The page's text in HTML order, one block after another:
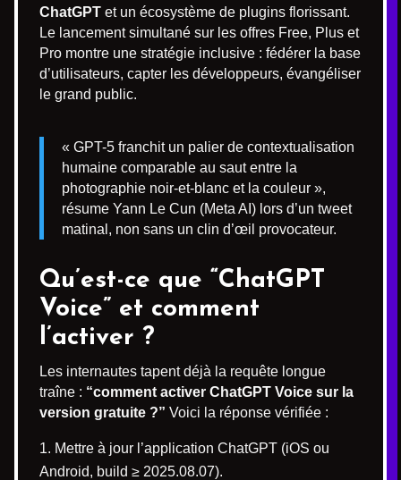
ChatGPT et un écosystème de plugins florissant.
Le lancement simultané sur les offres Free, Plus et
Pro montre une stratégie inclusive : fédérer la base
d’utilisateurs, capter les développeurs, évangéliser
le grand public.
« GPT-5 franchit un palier de contextualisation
humaine comparable au saut entre la
photographie noir-et-blanc et la couleur »,
résume Yann Le Cun (Meta AI) lors d’un tweet
matinal, non sans un clin d’œil provocateur.
Qu’est-ce que “ChatGPT
Voice” et comment
l’activer ?
Les internautes tapent déjà la requête longue
traîne : “comment activer ChatGPT Voice sur la
version gratuite ?” Voici la réponse vérifiée :
Mettre à jour l’application ChatGPT (iOS ou
Android, build ≥ 2025.08.07).